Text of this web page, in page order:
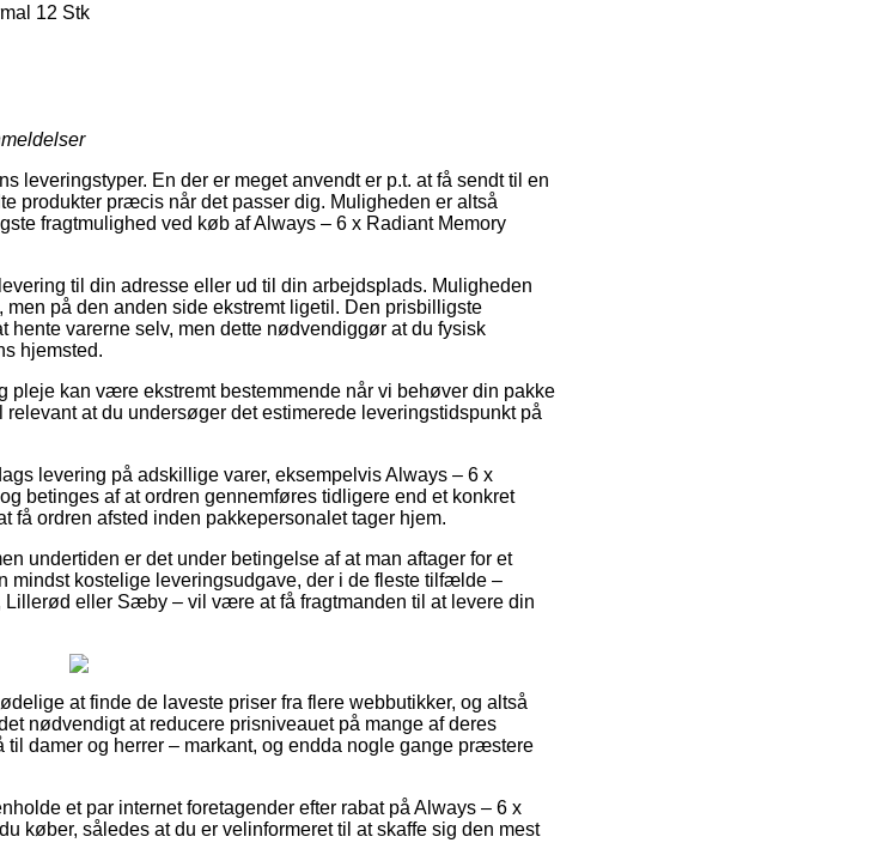
12 Stk
leveringstyper. En der er meget anvendt er p.t. at få sendt til en
produkter præcis når det passer dig. Muligheden er altså
fragtmulighed ved køb af Always – 6 x Radiant Memory
til din adresse eller ud til din arbejdsplads. Muligheden
på den anden side ekstremt ligetil. Den prisbilligste
varerne selv, men dette nødvendiggør at du fysisk
hjemsted.
pleje kan være ekstremt bestemmende når vi behøver din pakke
at du undersøger det estimerede leveringstidspunkt på
levering på adskillige varer, eksempelvis Always – 6 x
betinges af at ordren gennemføres tidligere end et konkret
få ordren afsted inden pakkepersonalet tager hjem.
undertiden er det under betingelse af at man aftager for et
mindst kostelige leveringsudgave, der i de fleste tilfælde –
eller Sæby – vil være at få fragtmanden til at levere din
at finde de laveste priser fra flere webbutikker, og altså
nødvendigt at reducere prisniveauet på mange af deres
damer og herrer – markant, og endda nogle gange præstere
et par internet foretagender efter rabat på Always – 6 x
køber, således at du er velinformeret til at skaffe sig den mest